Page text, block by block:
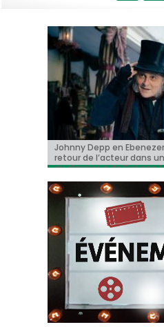
Johnny Depp en
retour de l’acteur dans
du classique de Dickens !
BRIFF 2026: la
« Coyote vs. Acme », le
Hollywood a enfin une
Capsule #147: « Notre
Marre
« Toy Story 5 » franchit
dollars et devient le plus
l’année !